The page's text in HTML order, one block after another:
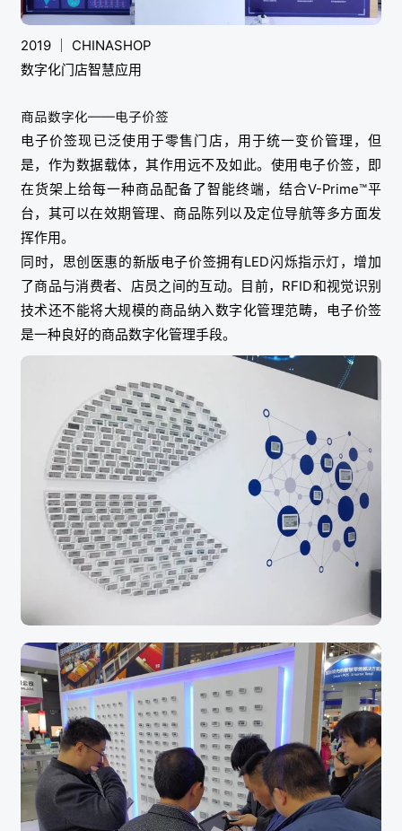
2019 ｜ CHINASHOP
数字化门店智慧应用
商品数字化——电子价签
电子价签现已泛使用于零售门店，用于统一变价管理，但
是，作为数据载体，其作用远不及如此。使用电子价签，即
在货架上给每一种商品配备了智能终端，结合V-Prime™平
台，其可以在效期管理、商品陈列以及定位导航等多方面发
挥作用。
同时，思创医惠的新版电子价签拥有LED闪烁指示灯，增加
了商品与消费者、店员之间的互动。目前，RFID和视觉识别
技术还不能将大规模的商品纳入数字化管理范畴，电子价签
是一种良好的商品数字化管理手段。